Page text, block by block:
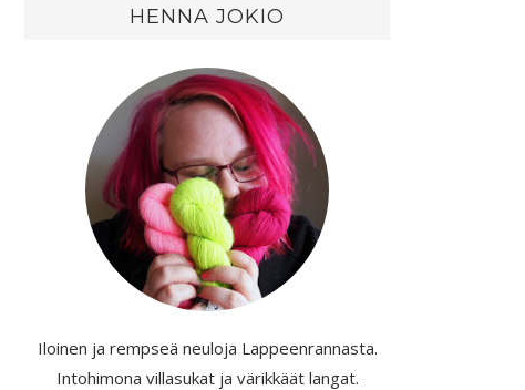
HENNA JOKIO
Iloinen ja rempseä neuloja Lappeenrannasta.
Intohimona villasukat ja värikkäät langat.